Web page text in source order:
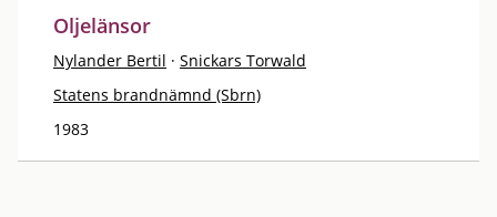
Oljelänsor
Nylander Bertil · Snickars Torwald
Statens brandnämnd (Sbrn)
1983